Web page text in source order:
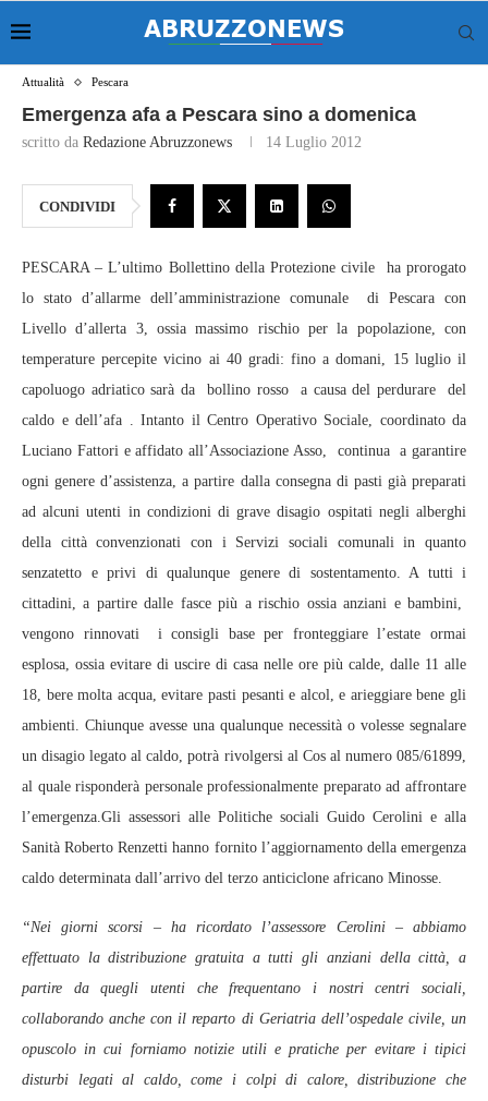
Attualità Pescara
Emergenza afa a Pescara sino a domenica
scritto da Redazione Abruzzonews 14 Luglio 2012
CONDIVIDI
PESCARA – L’ultimo Bollettino della Protezione civile ha prorogato
lo stato d’allarme dell’amministrazione comunale di Pescara con
Livello d’allerta 3, ossia massimo rischio per la popolazione, con
temperature percepite vicino ai 40 gradi: fino a domani, 15 luglio il
capoluogo adriatico sarà da bollino rosso a causa del perdurare del
caldo e dell’afa . Intanto il Centro Operativo Sociale, coordinato da
Luciano Fattori e affidato all’Associazione Asso, continua a garantire
ogni genere d’assistenza, a partire dalla consegna di pasti già preparati
ad alcuni utenti in condizioni di grave disagio ospitati negli alberghi
della città convenzionati con i Servizi sociali comunali in quanto
senzatetto e privi di qualunque genere di sostentamento. A tutti i
cittadini, a partire dalle fasce più a rischio ossia anziani e bambini,
vengono rinnovati i consigli base per fronteggiare l’estate ormai
esplosa, ossia evitare di uscire di casa nelle ore più calde, dalle 11 alle
18, bere molta acqua, evitare pasti pesanti e alcol, e arieggiare bene gli
ambienti. Chiunque avesse una qualunque necessità o volesse segnalare
un disagio legato al caldo, potrà rivolgersi al Cos al numero 085/61899,
al quale risponderà personale professionalmente preparato ad affrontare
l’emergenza.Gli assessori alle Politiche sociali Guido Cerolini e alla
Sanità Roberto Renzetti hanno fornito l’aggiornamento della emergenza
caldo determinata dall’arrivo del terzo anticiclone africano Minosse.
“Nei giorni scorsi – ha ricordato l’assessore Cerolini – abbiamo
effettuato la distribuzione gratuita a tutti gli anziani della città, a
partire da quegli utenti che frequentano i nostri centri sociali,
collaborando anche con il reparto di Geriatria dell’ospedale civile, un
opuscolo in cui forniamo notizie utili e pratiche per evitare i tipici
disturbi legati al caldo, come i colpi di calore, distribuzione che